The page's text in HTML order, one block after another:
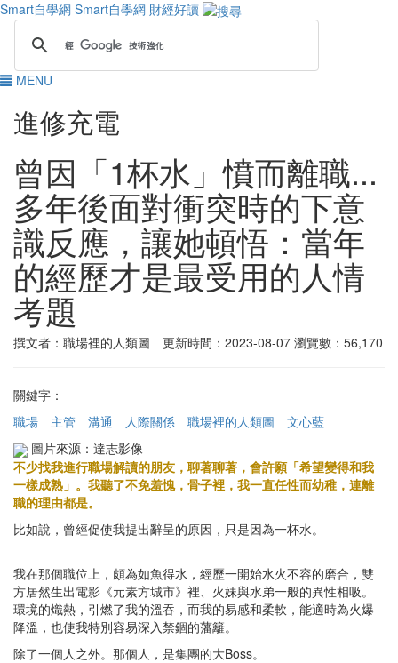
Smart自學網 Smart自學網 財經好讀
MENU
進修充電
曾因「1杯水」憤而離職...
多年後面對衝突時的下意
識反應，讓她頓悟：當年
的經歷才是最受用的人情
考題
撰文者：職場裡的人類圖 更新時間：2023-08-07 瀏覽數：56,170
關鍵字：
職場
主管 溝通 人際關係 職場裡的人類圖
文心藍
圖片來源：達志影像
不少找我進行職場解讀的朋友，聊著聊著，會許願「希望變得和我
一樣成熟」。我聽了不免羞愧，骨子裡，我一直任性而幼稚，連離
職的理由都是。
比如說，曾經促使我提出辭呈的原因，只是因為一杯水。
我在那個職位上，頗為如魚得水，經歷一開始水火不容的磨合，雙
方居然生出電影《元素方城市》裡、火妹與水弟一般的異性相吸。
環境的熾熱，引燃了我的溫吞，而我的易感和柔軟，能適時為火爆
降溫，也使我特別容易深入禁錮的藩籬。
除了一個人之外。那個人，是集團的大Boss。